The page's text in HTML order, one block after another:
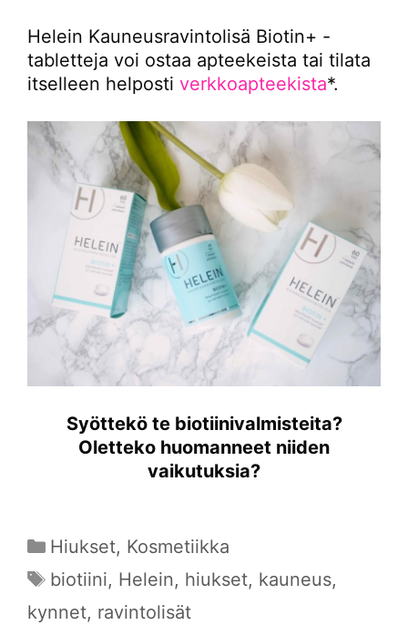
Helein Kauneusravintolisä Biotin+ -
tabletteja voi ostaa apteekeista tai tilata
itselleen helposti verkkoapteekista*.
Syöttekö te biotiinivalmisteita?
Oletteko huomanneet niiden
vaikutuksia?
Kategoriat
Hiukset, Kosmetiikka
Avainsanat
biotiini, Helein, hiukset, kauneus,
kynnet, ravintolisät